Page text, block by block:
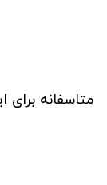
متاسفانه